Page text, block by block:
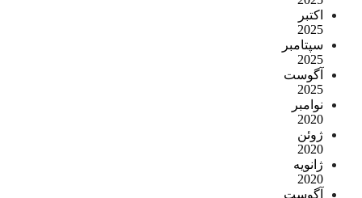
اکتبر
2025
سپتامبر
2025
آگوست
2025
نوامبر
2020
ژوئن
2020
ژانویه
2020
آگوست